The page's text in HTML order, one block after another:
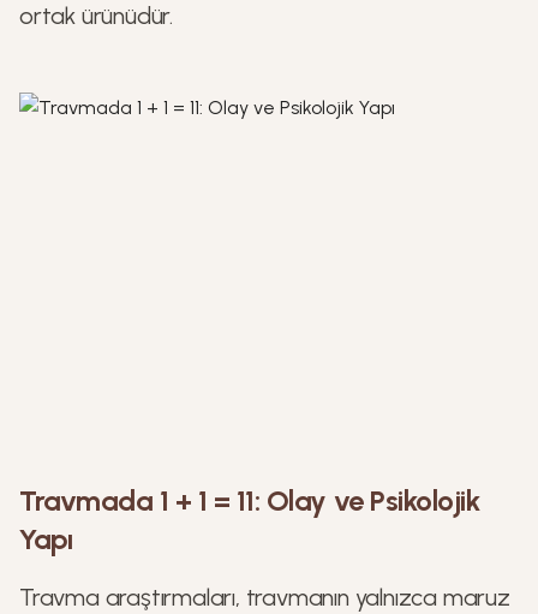
ortak ürünüdür.
Travmada 1 + 1 = 11: Olay ve Psikolojik
Yapı
Travma araştırmaları, travmanın yalnızca maruz